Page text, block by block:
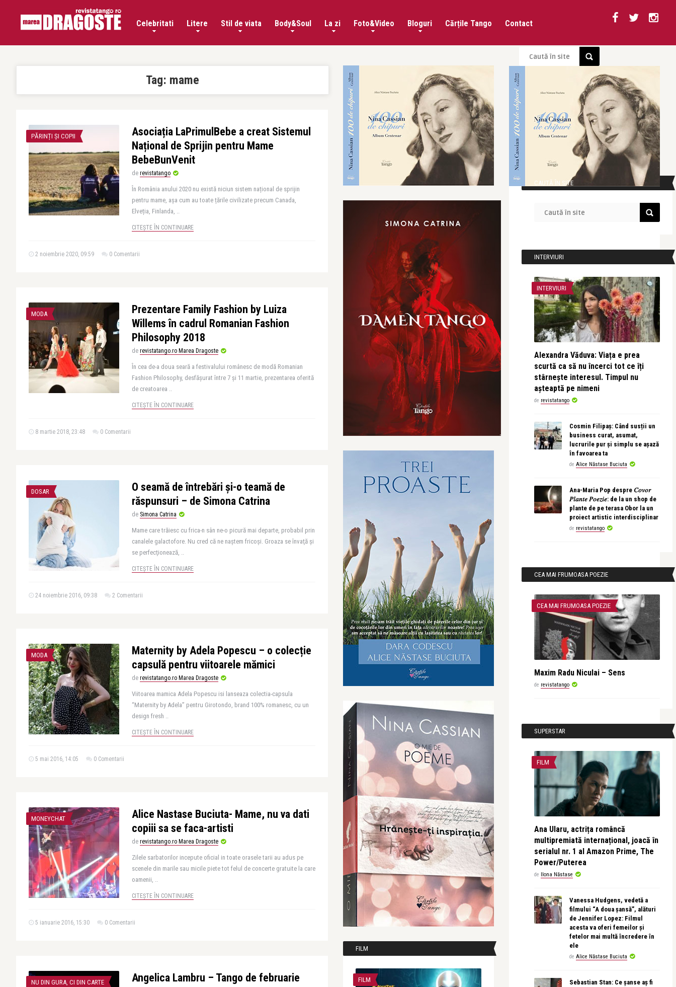
Celebritati Litere Stil de viata Body&Soul La zi Foto&Video Bloguri Cărțile Tango Contact
Tag: mame
PĂRINȚI ȘI COPII
Asociația LaPrimulBebe a creat Sistemul
Național de Sprijin pentru Mame
BebeBunVenit
de revistatango
În România anului 2020 nu există niciun sistem național de sprijin
pentru mame, așa cum au toate țările civilizate precum Canada,
Elveția, Finlanda, ..
CITEȘTE ÎN CONTINUARE
2 noiembrie 2020, 09:59 0 Comentarii
MODA
Prezentare Family Fashion by Luiza
Willems în cadrul Romanian Fashion
Philosophy 2018
de revistatango.ro Marea Dragoste
În cea de-a doua seară a festivalului românesc de modă Romanian
Fashion Philosophy, desfășurat între 7 și 11 martie, prezentarea oferită
de creatoarea ..
CITEȘTE ÎN CONTINUARE
8 martie 2018, 23:48 0 Comentarii
DOSAR
O seamă de întrebări și-o teamă de
răspunsuri – de Simona Catrina
de Simona Catrina
Mame care trăiesc cu frica-n sân ne-o picură mai departe, probabil prin
canalele galactofore. Nu cred că ne naştem fricoşi. Groaza se învaţă şi
se perfecţionează, ..
CITEȘTE ÎN CONTINUARE
24 noiembrie 2016, 09:38 2 Comentarii
MODA
Maternity by Adela Popescu – o colecție
capsulă pentru viitoarele mămici
de revistatango.ro Marea Dragoste
Viitoarea mamica Adela Popescu isi lanseaza colectia-capsula
“Maternity by Adela” pentru Girotondo, brand 100% romanesc, cu un
design fresh ..
CITEȘTE ÎN CONTINUARE
5 mai 2016, 14:05 0 Comentarii
MONEYCHAT
Alice Nastase Buciuta- Mame, nu va dati
copiii sa se faca-artisti
de revistatango.ro Marea Dragoste
Zilele sarbatorilor incepute oficial in toate orasele tarii au adus pe
scenele din marile sau micile piete tot felul de concerte gratuite la care
oamenii, ..
CITEȘTE ÎN CONTINUARE
5 ianuarie 2016, 15:30 0 Comentarii
NU DIN GURA, CI DIN CARTE Angelica Lambru – Tango de februarie
FILM
FILM
CAUTĂ ÎN SITE
INTERVIURI
INTERVIURI
Alexandra Văduva: Viața e prea
scurtă ca să nu încerci tot ce îți
stârnește interesul. Timpul nu
așteaptă pe nimeni
de revistatango
Cosmin Filipaș: Când susții un
business curat, asumat,
lucrurile pur și simplu se așază
în favoarea ta
de Alice Năstase Buciuta
Ana-Maria Pop despre 𝐶𝑜𝑣𝑜𝑟
𝑃𝑙𝑎𝑛𝑡𝑒 𝑃𝑜𝑒𝑧𝑖𝑒: de la un shop de
plante de pe terasa Obor la un
proiect artistic interdisciplinar
de revistatango
CEA MAI FRUMOASA POEZIE
CEA MAI FRUMOASA POEZIE
Maxim Radu Niculai – Sens
de revistatango
SUPERSTAR
FILM
Ana Ularu, actrița româncă
multipremiată internațional, joacă în
serialul nr. 1 al Amazon Prime, The
Power/Puterea
de Ilona Năstase
Vanessa Hudgens, vedetă a
filmului “A doua șansă”, alături
de Jennifer Lopez: Filmul
acesta va oferi femeilor și
fetelor mai multă încredere în
ele
de Alice Năstase Buciuta
Sebastian Stan: Ce șanse aș fi